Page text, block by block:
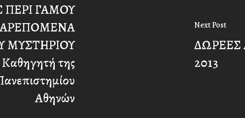
ΓΑΜΟΥ
ΜΥΣΤΗΡΙΟΥ
της
Αθηνών
Next Post
ΔΩΡΕΕΣ
2013